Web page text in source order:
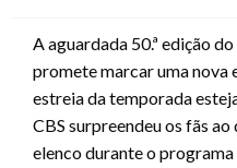
A aguardada 50.ª edição
promete marcar uma nova
estreia da temporada
CBS surpreendeu os fãs
elenco durante o programa